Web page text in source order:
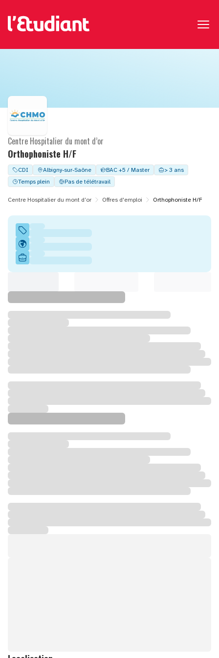
Orthophoniste H/F
Centre Hospitalier du mont d’or
CDI Albigny-sur-Saône BAC +5 / Master
> 3 ans
Temps plein
Pas de télétravail
Centre Hospitalier du mont d’or Offres d'emploi Orthophoniste H/F